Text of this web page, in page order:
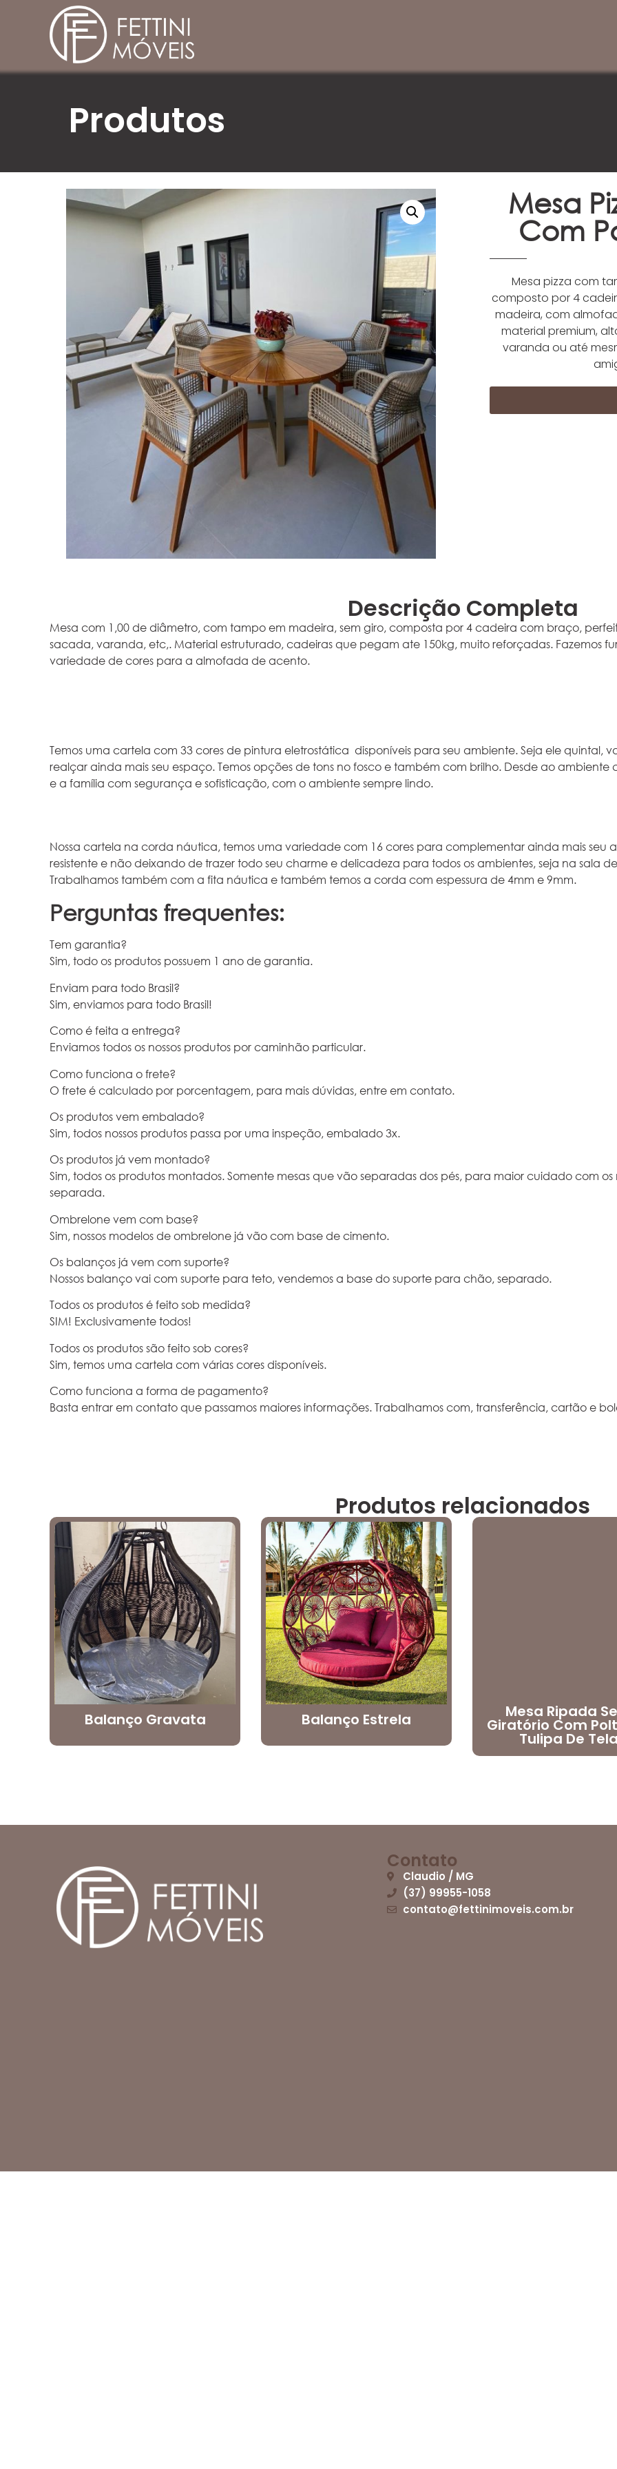
Produtos
Mesa
Com
Mesa pizza com
composto por 4
madeira, com
material premium,
varanda ou até
Descrição Completa
Mesa com 1,00 de diâmetro, com tampo em madeira, sem giro, composta por 4 cadeira com braço,
sacada, varanda, etc,. Material estruturado, cadeiras que pegam ate 150kg, muito reforçadas. Fazemos
variedade de cores para a almofada de acento.
Temos uma cartela com 33 cores de pintura eletrostática disponíveis para seu ambiente. Seja ele
realçar ainda mais seu espaço. Temos opções de tons no fosco e também com brilho. Desde ao
e a família com segurança e sofisticação, com o ambiente sempre lindo.
Nossa cartela na corda náutica, temos uma variedade com 16 cores para complementar ainda mais seu
resistente e não deixando de trazer todo seu charme e delicadeza para todos os ambientes, seja na sala
Trabalhamos também com a fita náutica e também temos a corda com espessura de 4mm e 9mm.
Perguntas frequentes:
Tem garantia?
Sim, todo os produtos possuem 1 ano de garantia.
Enviam para todo Brasil?
Sim, enviamos para todo Brasil!
Como é feita a entrega?
Enviamos todos os nossos produtos por caminhão particular.
Como funciona o frete?
O frete é calculado por porcentagem, para mais dúvidas, entre em contato.
Os produtos vem embalado?
Sim, todos nossos produtos passa por uma inspeção, embalado 3x.
Os produtos já vem montado?
Sim, todos os produtos montados. Somente mesas que vão separadas dos pés, para maior cuidado com
separada.
Ombrelone vem com base?
Sim, nossos modelos de ombrelone já vão com base de cimento.
Os balanços já vem com suporte?
Nossos balanço vai com suporte para teto, vendemos a base do suporte para chão, separado.
Todos os produtos é feito sob medida?
SIM! Exclusivamente todos!
Todos os produtos são feito sob cores?
Sim, temos uma cartela com várias cores disponíveis.
Como funciona a forma de pagamento?
Basta entrar em contato que passamos maiores informações. Trabalhamos com, transferência, cartão e
Produtos relacionados
Balanço Gravata Balanço Estrela Mesa Ripada
Giratório Com
Tulipa De
Contato
Claudio / MG
(37) 99955-1058
contato@fettinimoveis.com.br
Categorias
Todas
Balanços
Chaise/Concha
Conjunto de Sofá
Conjuntos de Mesa Redonda
Ombrelones
Poltrona
Puffs, Champanheiras e
Bancos